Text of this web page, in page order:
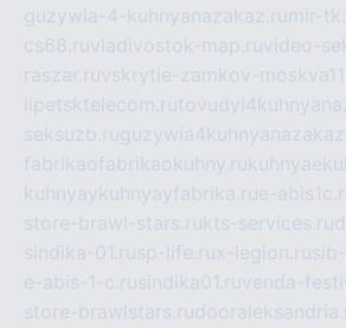
guzywia-4-kuhnyanazakaz.ru mir-
cs68.ruvladivostok-map.ruvideo-
raszar.ruvskrytie-zamkov-
lipetsktelecom.ru
seksuzb.ru
fabrikaofabrikaokuhny.ru
kuhnyaykuhnyayfabrika.rue-
store-brawl-stars.rukts-services.ru
sindika-01.rusp-life.rux-legion.ru
e-abis-1-c.rusindika01.ruvenda-
store-brawlstars.ru